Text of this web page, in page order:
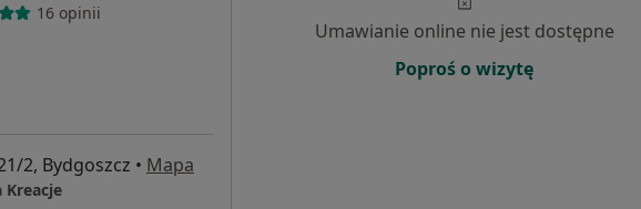
16 opinii
2, Bydgoszcz • Mapa
Kreacje
Umawianie online nie jest dostępne
Poproś o wizytę